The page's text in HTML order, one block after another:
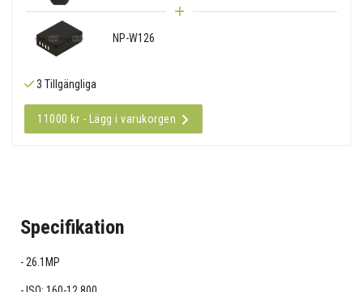
NP-W126
3 Tillgängliga
11000 kr - Lägg i varukorgen
Specifikation
26.1MP